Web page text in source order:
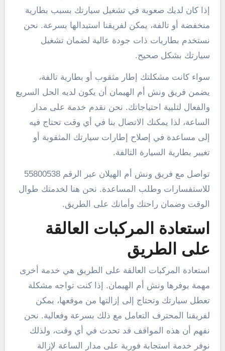
إذا كان لديك صعوبة في تشغيل سيارتك بسبب بطارية
منخفضة أو تالفة، يمكن لفريقنا استبدالها بسرعة. نحن
نستخدم بطاريات ذات جودة عالية لضمان تشغيل
سيارتك بشكل صحيح.
سواء كانت مشكلتك إطار مثقوب أو بطارية تالفة،
يضمن فريق ونش أم الهيمان أن يكون لديه الحل السريع
والفعال لتلبية احتياجاتك. نحن نقدم خدمة على مدار
الساعة، لذا يمكنك الاتصال بنا في أي وقت تحتاج فيه
إلى مساعدة في إصلاح إطارات سيارتك المثقوبة أو
تغيير بطارية السيارة التالفة.
تواصل مع فريق ونش أم الهيلان عبر الرقم 55800538
للاستفسارات وطلب المساعدة. نحن هنا لخدمتك طوال
الوقت وضمان راحتك وأمانك على الطريق.
استعادة المركبات العالقة
على الطريق
استعادة المركبات العالقة على الطريق هي خدمة أخرى
مهمة يوفرها ونش أم الهيمان. إذا كنت تواجه مشكلة
تعطل سيارتك وتحتاج إلى إزالتها من موقعها، يمكن
لفريقنا المحترف التعامل مع ذلك بسرعة وفعالية. نحن
نفهم أن هذه المواقف قد تحدث في أي وقت، ولذلك
نوفر خدمة استجابة فورية على مدار الساعة لإزالة